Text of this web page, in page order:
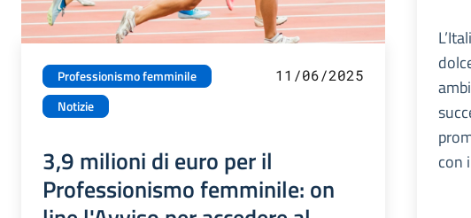
Professionismo femminile
Notizie
11/06/2025
3,9 milioni di euro per il
Professionismo femminile: on
con